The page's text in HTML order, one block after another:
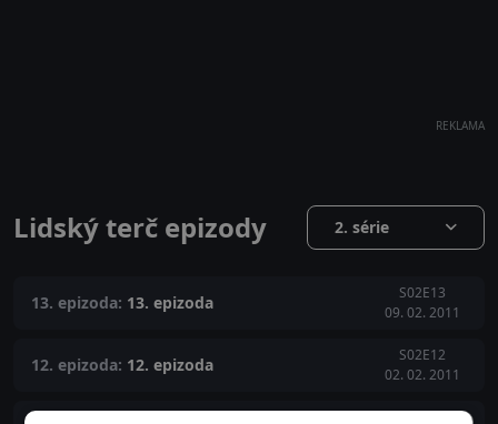
REKLAMA
Lidský terč epizody 2. série
13. epizoda: 13. epizoda
S02E13
09. 02. 2011
12. epizoda: 12. epizoda
S02E12
02. 02. 2011
S02E11